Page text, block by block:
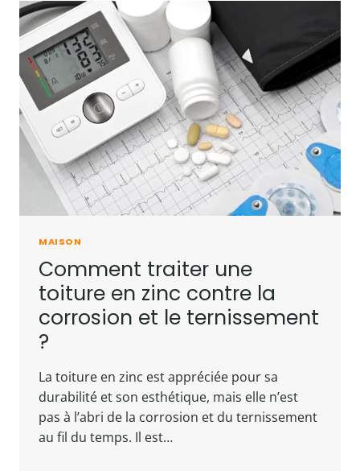
MAISON
Comment traiter une
toiture en zinc contre la
corrosion et le ternissement
?
La toiture en zinc est appréciée pour sa
durabilité et son esthétique, mais elle n’est
pas à l’abri de la corrosion et du ternissement
au fil du temps. Il est…